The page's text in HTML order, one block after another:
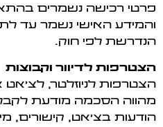
פרטי רכישה נשמרים
והמידע האישי נשמר עד
הנדרשת לפי חוק.
הצטרפות לדיוור וקבוצות
הצטרפות לניוזלטר, לצ'אט
מהווה הסכמה מודעת לקבלת
הודעות בצ'אט, קישורים,